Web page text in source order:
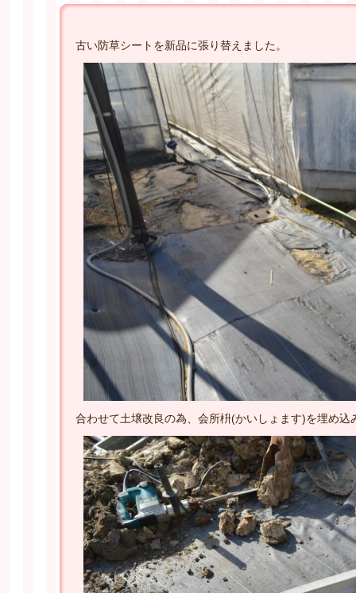
古い防草シートを新品に張り替えました。
合わせて土壌改良の為、会所枡(かいしょます)を埋め込